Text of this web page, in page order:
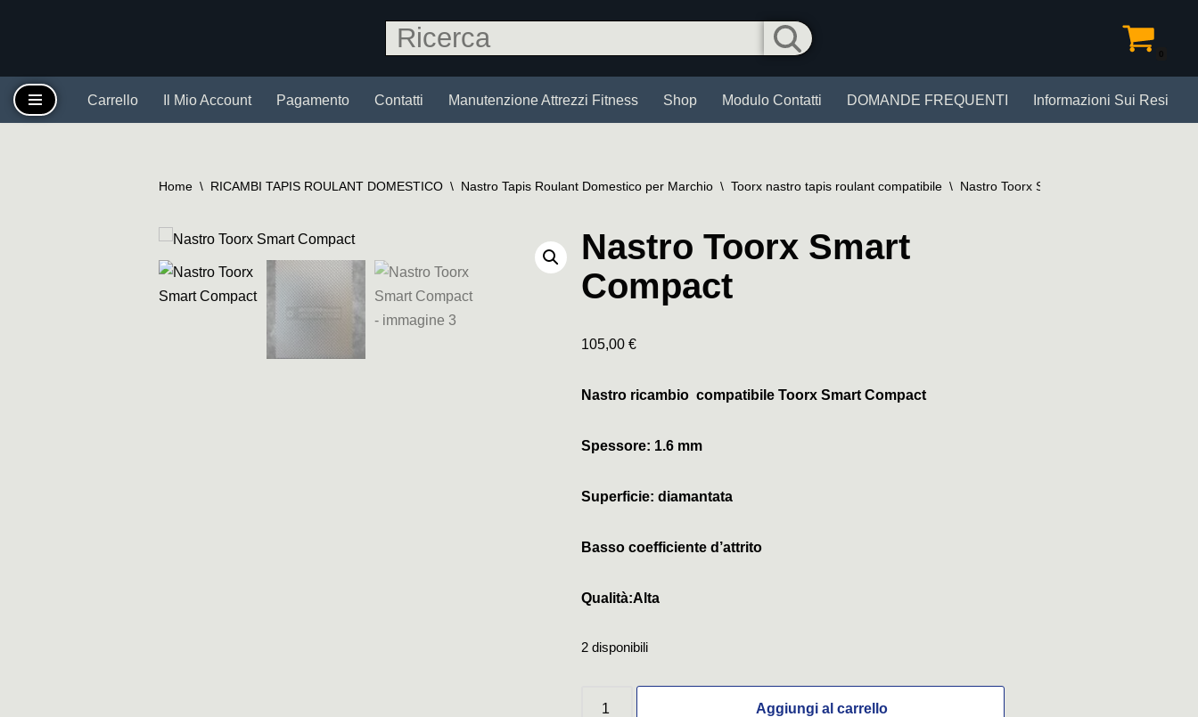
al
contenuto
Carrello Il Mio Account Pagamento Contatti Manutenzione Attrezzi Fitness Shop Modulo Contatti DOMANDE FREQUENTI Informazioni Sui Resi
Home \ RICAMBI TAPIS ROULANT DOMESTICO \ Nastro Tapis Roulant Domestico per Marchio \ Toorx nastro tapis roulant compatibile \ Nastro Toorx Smart Compact
Nastro Toorx Smart
Compact
105,00€
Nastro ricambio compatibile Toorx Smart Compact
Spessore: 1.6 mm
Superficie: diamantata
Basso coefficiente d’attrito
Qualità:Alta
2 disponibili
Aggiungi al carrello